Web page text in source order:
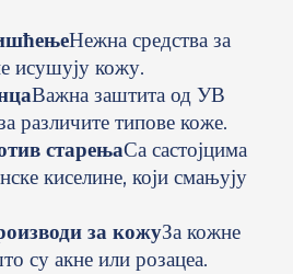
Нежна средства за
исушују кожу.
Важна заштита од УВ
различите типове коже.
старењаСа састојцима
киселине, који смањују
за кожуЗа кожне
су акне или розацеа.